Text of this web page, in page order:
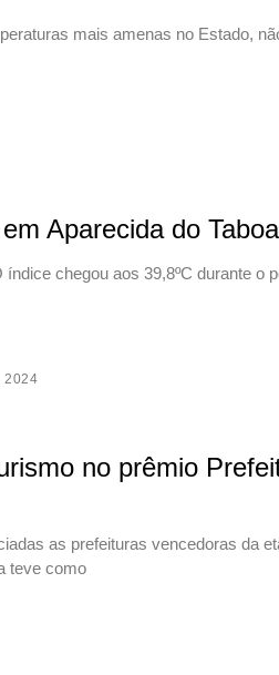
mais amenas no Estado,
Aparecida do
chegou aos 39,8ºC durante o
2024
no prêmio
as prefeituras vencedoras da
teve como